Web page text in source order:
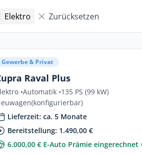
Elektro Zurücksetzen
Gewerbe & Privat
Raval Plus
•Automatik •135 PS (99 kW)
(konfigurierbar)
Lieferzeit: ca. 5 Monate
Bereitstellung: 1.490,00 €
6.000,00 € E-Auto Prämie eingerechnet